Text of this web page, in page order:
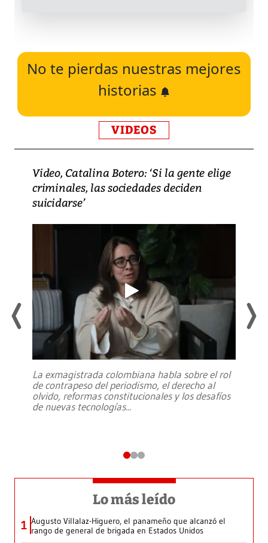
No te pierdas nuestras mejores
historias
VIDEOS
Video, Catalina Botero: ‘Si la gente elige
criminales, las sociedades deciden
suicidarse’
La exmagistrada colombiana habla sobre el rol
de contrapeso del periodismo, el derecho al
olvido, reformas constitucionales y los desafíos
de nuevas tecnologías...
Lo más leído
1 Augusto Villalaz-Higuero, el panameño que alcanzó el
rango de general de brigada en Estados Unidos